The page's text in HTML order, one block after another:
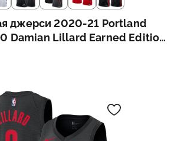
джерси 2020-21 Portland
Damian Lillard Earned Edition
Jersey